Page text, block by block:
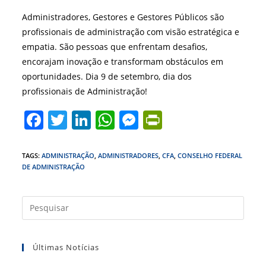
Administradores, Gestores e Gestores Públicos são
profissionais de administração com visão estratégica e
empatia. São pessoas que enfrentam desafios,
encorajam inovação e transformam obstáculos em
oportunidades. Dia 9 de setembro, dia dos
profissionais de Administração!
F
c
e
b
o
k
T
itt
er
Li
k
dI
n
W
at
A
p
M
ss
n
g
tF
e
n
TAGS:ADMINISTRAÇÃO ADMINISTRADORES CFA CONSELHO FEDERAL
DE ADMINISTRAÇÃO
a
Últimas Notícias